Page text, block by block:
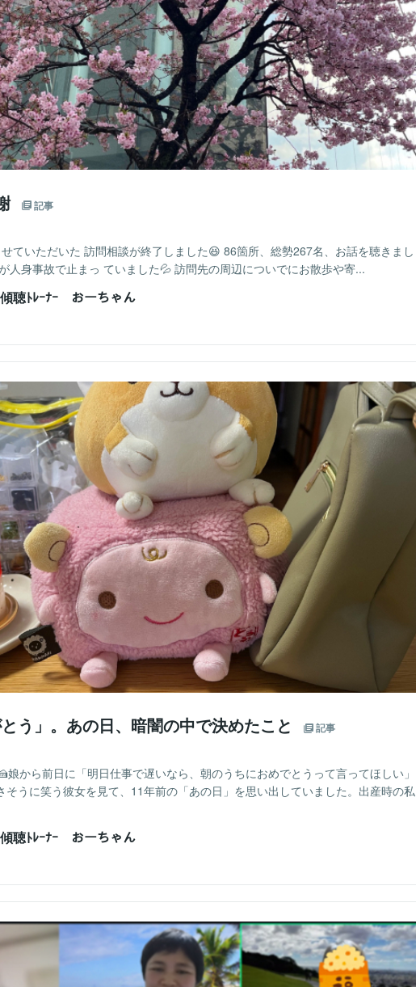
記事
ていただいた 訪問相談が終了しました😆 86箇所、総勢267名、お話を聴きまし
人身事故で止まっ ていました💦 訪問先の周辺についでにお散歩や寄...
聴ﾄﾚｰﾅｰ おーちゃん
う」。あの日、暗闇の中で決めたこと 記事
娘から前日に「明日仕事で遅いなら、朝のうちにおめでとうって言ってほしい」
そうに笑う彼女を見て、11年前の「あの日」を思い出していました。出産時の私
聴ﾄﾚｰﾅｰ おーちゃん